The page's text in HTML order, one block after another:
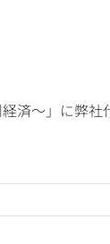
済～」に弊